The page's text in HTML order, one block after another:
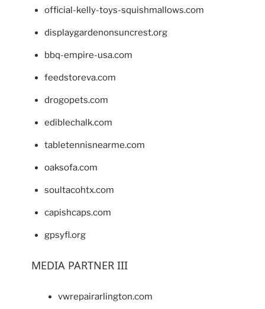
official-kelly-toys-squishmallows.com
displaygardenonsuncrest.org
bbq-empire-usa.com
feedstoreva.com
drogopets.com
ediblechalk.com
tabletennisnearme.com
oaksofa.com
soultacohtx.com
capishcaps.com
gpsyfl.org
MEDIA PARTNER III
vwrepairarlington.com